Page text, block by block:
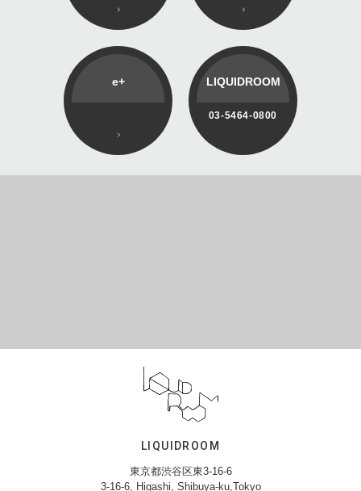
e+ LIQUIDROOM
03-5464-0800
LIQUIDROOM
東京都渋谷区東3-16-6
3-16-6, Higashi, Shibuya-ku,Tokyo